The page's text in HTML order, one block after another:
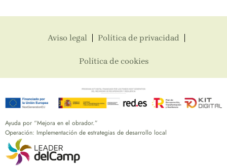
Aviso legal Política de privacidad
Política de cookies
Ayuda por “Mejora en el obrador.”
Operación: Implementación de estrategias de desarrollo local